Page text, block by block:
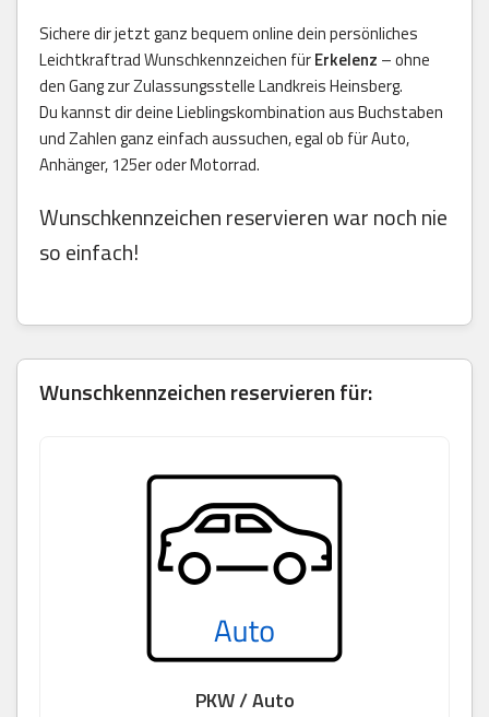
Sichere dir jetzt ganz bequem online dein persönliches
Leichtkraftrad Wunschkennzeichen fürErkelenz – ohne
den Gang zur Zulassungsstelle Landkreis Heinsberg.
Du kannst dir deine Lieblingskombination aus Buchstaben
und Zahlen ganz einfach aussuchen, egal ob für Auto,
Anhänger, 125er oder Motorrad.
Wunschkennzeichen reservieren war noch nie
so einfach!
Wunschkennzeichen reservieren für:
PKW / Auto